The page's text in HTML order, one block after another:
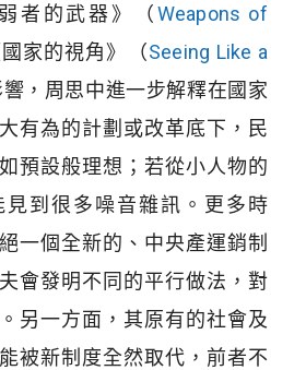
弱者的武器》（Weapons of
家的視角》（Seeing Like a
，周思中進一步解釋在國家
有為的計劃或改革底下，民
預設般理想；若從小人物的
見到很多噪音雜訊。更多時
一個全新的、中央產運銷制
會發明不同的平行做法，對
另一方面，其原有的社會及
被新制度全然取代，前者不